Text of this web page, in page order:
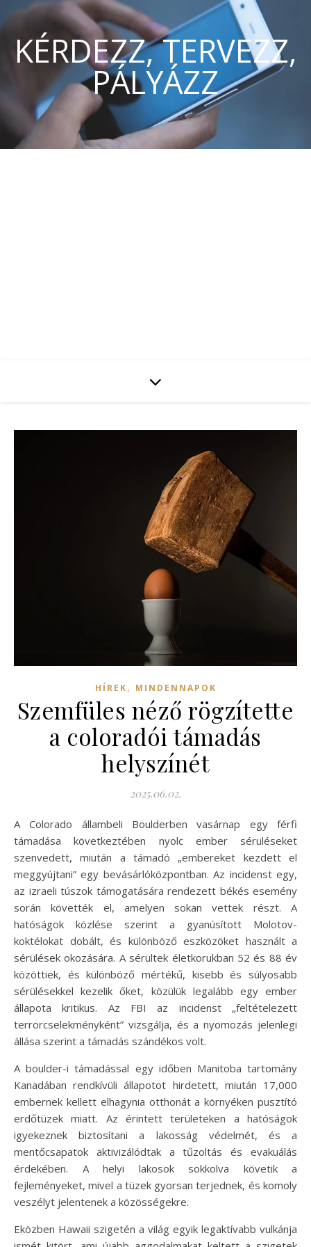
KÉRDEZZ, TERVEZZ,
PÁLYÁZZ
HÍREK, MINDENNAPOK
Szemfüles néző rögzítette
a coloradói támadás
helyszínét
2025.06.02.
A Colorado állambeli Boulderben vasárnap egy férfi
támadása következtében nyolc ember sérüléseket
szenvedett, miután a támadó „embereket kezdett el
meggyújtani” egy bevásárlóközpontban. Az incidenst egy,
az izraeli túszok támogatására rendezett békés esemény
során követték el, amelyen sokan vettek részt. A
hatóságok közlése szerint a gyanúsított Molotov-
koktélokat dobált, és különböző eszközöket használt a
sérülések okozására. A sérültek életkorukban 52 és 88 év
közöttiek, és különböző mértékű, kisebb és súlyosabb
sérülésekkel kezelik őket, közülük legalább egy ember
állapota kritikus. Az FBI az incidenst „feltételezett
terrorcselekményként” vizsgálja, és a nyomozás jelenlegi
állása szerint a támadás szándékos volt.
A boulder-i támadással egy időben Manitoba tartomány
Kanadában rendkívüli állapotot hirdetett, miután 17,000
embernek kellett elhagynia otthonát a környéken pusztító
erdőtüzek miatt. Az érintett területeken a hatóságok
igyekeznek biztosítani a lakosság védelmét, és a
mentőcsapatok aktivizálódtak a tűzoltás és evakuálás
érdekében. A helyi lakosok sokkolva követik a
fejleményeket, mivel a tüzek gyorsan terjednek, és komoly
veszélyt jelentenek a közösségekre.
Eközben Hawaii szigetén a világ egyik legaktívabb vulkánja